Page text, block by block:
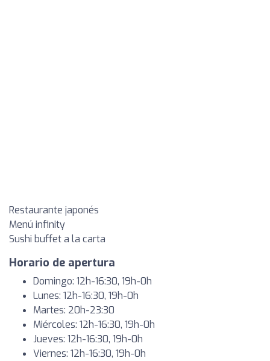
Restaurante japonés
Menú infinity
Sushi buffet a la carta
Horario de apertura
Domingo: 12h-16:30, 19h-0h
Lunes: 12h-16:30, 19h-0h
Martes: 20h-23:30
Miércoles: 12h-16:30, 19h-0h
Jueves: 12h-16:30, 19h-0h
Viernes: 12h-16:30, 19h-0h